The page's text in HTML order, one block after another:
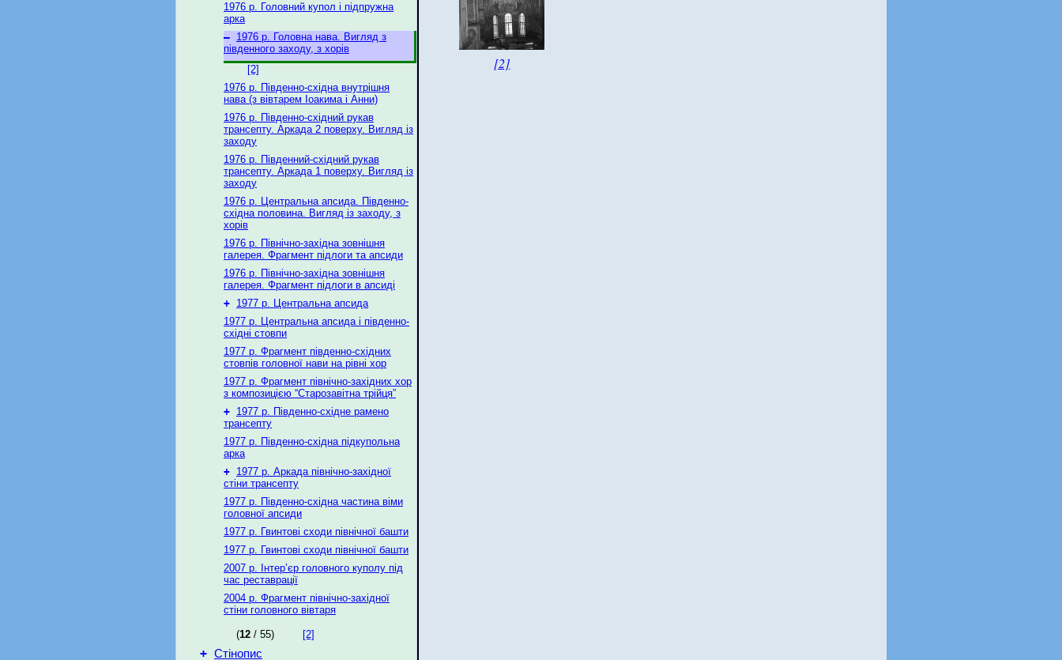
1976 р. Головний купол і підпружна
арка
– 1976 р. Головна нава. Вигляд з
південного заходу, з хорів
[2]
1976 р. Південно-східна внутрішня
нава (з вівтарем Іоакима і Анни)
1976 р. Південно-східний рукав
трансепту. Аркада 2 поверху. Вигляд із
заходу
1976 р. Південний-східний рукав
трансепту. Аркада 1 поверху. Вигляд із
заходу
1976 р. Центральна апсида. Південно-
східна половина. Вигляд із заходу, з
хорів
1976 р. Північно-західна зовнішня
галерея. Фрагмент підлоги та апсиди
1976 р. Північно-західна зовнішня
галерея. Фрагмент підлоги в апсиді
+ 1977 р. Центральна апсида
1977 р. Центральна апсида і південно-
східні стовпи
1977 р. Фрагмент південно-східних
стовпів головної нави на рівні хор
1977 р. Фрагмент північно-західних хор
з композицією “Старозавітна трійця”
+ 1977 р. Південно-східне рамено
трансепту
1977 р. Південно-східна підкупольна
арка
+ 1977 р. Аркада північно-західної
стіни трансепту
1977 р. Південно-східна частина віми
головної апсиди
1977 р. Гвинтові сходи північної башти
1977 р. Гвинтові сходи північної башти
2007 р. Інтер’єр головного куполу під
час реставрації
2004 р. Фрагмент північно-західної
стіни головного вівтаря
(12 / 55) [2]
+ Стінопис
[2]